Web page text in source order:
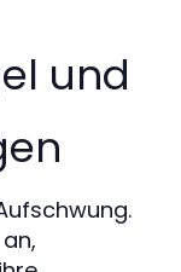
und